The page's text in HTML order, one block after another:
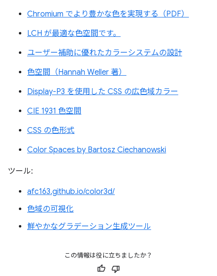
Chromium でより豊かな色を実現する（PDF）
LCH が最適な色空間です。
ユーザー補助に優れたカラーシステムの設計
色空間（Hannah Weller 著）
Display-P3 を使用した CSS の広色域カラー
CIE 1931 色空間
CSS の色形式
Color Spaces by Bartosz Ciechanowski
ツール:
afc163.github.io/color3d/
色域の可視化
鮮やかなグラデーション生成ツール
この情報は役に立ちましたか？